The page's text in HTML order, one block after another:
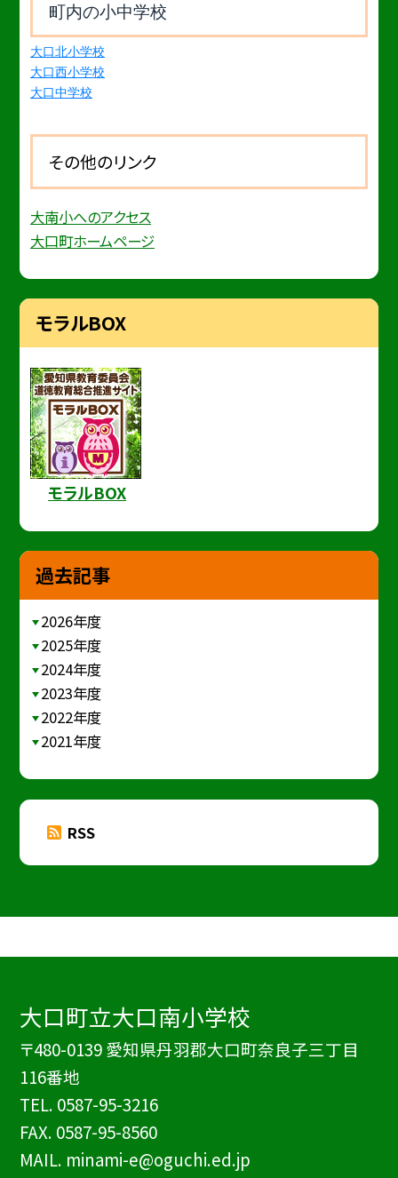
町内の小中学校
大口北小学校
大口西小学校
大口中学校
その他のリンク
大南小へのアクセス
大口町ホームページ
モラルBOX
モラルBOX
過去記事
2026年度
2025年度
2024年度
2023年度
2022年度
2021年度
RSS
大口町立大口南小学校
〒480-0139 愛知県丹羽郡大口町奈良子三丁目
116番地
TEL. 0587-95-3216
FAX. 0587-95-8560
MAIL. minami-e@oguchi.ed.jp